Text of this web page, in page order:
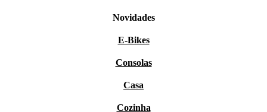
Novidades
E-Bikes
Consolas
Casa
Cozinha